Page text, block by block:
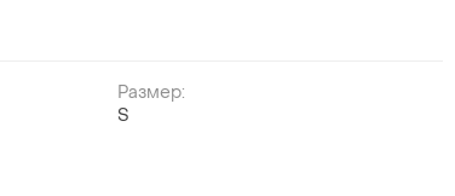
Размер:
S